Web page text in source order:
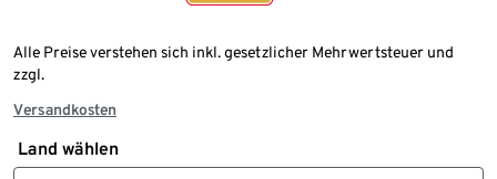
Alle Preise verstehen sich inkl. gesetzlicher Mehrwertsteuer und
zzgl.
Versandkosten
Land wählen